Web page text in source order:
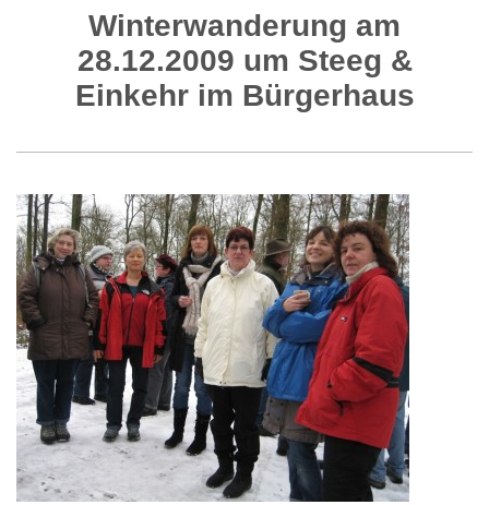
Winterwanderung am
28.12.2009 um Steeg &
Einkehr im Bürgerhaus